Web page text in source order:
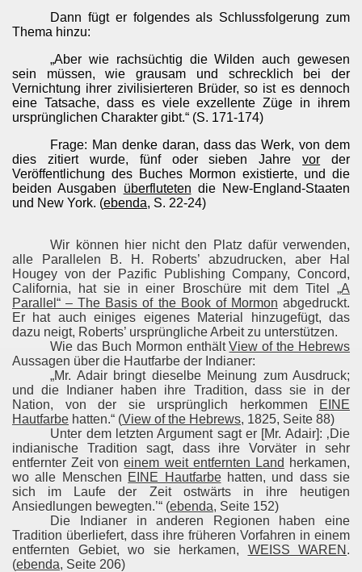
Dann fügt er folgendes als Schlussfolgerung zum
Thema hinzu:
„Aber wie rachsüchtig die Wilden auch gewesen
sein müssen, wie grausam und schrecklich bei der
Vernichtung ihrer zivilisierteren Brüder, so ist es dennoch
eine Tatsache, dass es viele exzellente Züge in ihrem
ursprünglichen Charakter gibt.“ (S. 171-174)
Frage: Man denke daran, dass das Werk, von dem
dies zitiert wurde, fünf oder sieben Jahrevor der
Veröffentlichung des Buches Mormon existierte, und die
beiden Ausgaben überfluteten die New-England-Staaten
und New York. (ebenda, S. 22-24)
Wir können hier nicht den Platz dafür verwenden,
alle Parallelen B. H. Roberts’ abzudrucken, aber Hal
Hougey von der Pazific Publishing Company, Concord,
California, hat sie in einer Broschüre mit dem Titel „A
Parallel“ – The Basis of the Book of Mormon abgedruckt.
Er hat auch einiges eigenes Material hinzugefügt, das
dazu neigt, Roberts’ ursprüngliche Arbeit zu unterstützen.
Wie das Buch Mormon enthältView of the Hebrews
Aussagen über die Hautfarbe der Indianer:
„Mr. Adair bringt dieselbe Meinung zum Ausdruck;
und die Indianer haben ihre Tradition, dass sie in der
Nation, von der sie ursprünglich herkommen
EINE
Hautfarbe hatten.“ (View of the Hebrews, 1825, Seite 88)
Unter dem letzten Argument sagt er [Mr. Adair]: ‚Die
indianische Tradition sagt, dass ihre Vorväter in sehr
entfernter Zeit voneinem weit entfernten Land herkamen,
wo alle Menschen EINE Hautfarbehatten, und dass sie
sich im Laufe der Zeit ostwärts in ihre heutigen
Ansiedlungen bewegten.’“ (ebenda, Seite 152)
Die Indianer in anderen Regionen haben eine
Tradition überliefert, dass ihre früheren Vorfahren in einem
entfernten Gebiet, wo sie herkamen, WEISS WAREN .
(ebenda, Seite 206)